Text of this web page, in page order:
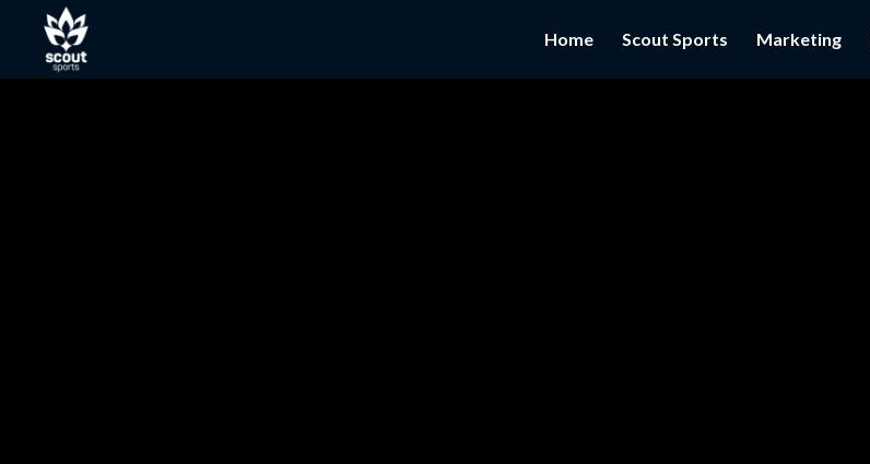
Home Scout Sports Marketing